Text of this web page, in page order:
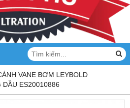
VANE BƠM LEYBOLD
DẦU ES20010886